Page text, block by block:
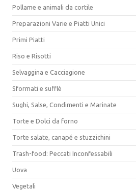
Pollame e animali da cortile
Preparazioni Varie e Piatti Unici
Primi Piatti
Riso e Risotti
Selvaggina e Cacciagione
Sformati e sufflè
Sughi, Salse, Condimenti e Marinate
Torte e Dolci da forno
Torte salate, canapé e stuzzichini
Trash-food: Peccati Inconfessabili
Uova
Vegetali